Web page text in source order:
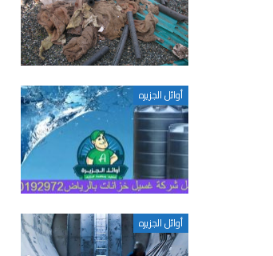
أوائل الجزيره
أوائل الجزيره